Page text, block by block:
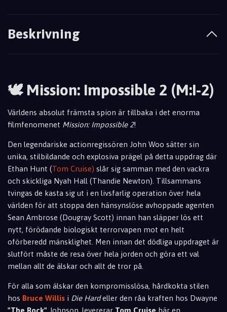
Beskrivning
🕊️ Mission: Impossible 2 (M:I-2)
Världens absolut främsta spion är tillbaka i det enorma
filmfenomenet Mission: Impossible 2!
Den legendariske actionregissören John Woo sätter sin
unika, stilbildande och explosiva prägel på detta uppdrag där
Ethan Hunt (Tom Cruise) slår sig samman med den vackra
och skickliga Nyah Hall (Thandie Newton). Tillsammans
tvingas de kasta sig ut i en livsfarlig operation över hela
världen för att stoppa den hänsynslöse avhoppade agenten
Sean Ambrose (Dougray Scott) innan han släpper lös ett
nytt, förödande biologiskt terrorvapen mot en helt
oförberedd mänsklighet. Men innan det dödliga uppdraget är
slutfört måste de resa över hela jorden och göra ett val
mellan allt de älskar och allt de tror på.
För alla som älskar den kompromisslösa, hårdkokta stilen
hos Bruce Willis i Die Hardeller den råa kraften hos Dwayne
"The Rock" Johnson, levererar Tom Cruise här en